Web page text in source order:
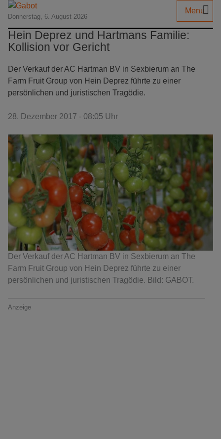
Donnerstag, 6. August 2026
Menu
Hein Deprez und Hartmans Familie:
Kollision vor Gericht
Der Verkauf der AC Hartman BV in Sexbierum an The
Farm Fruit Group von Hein Deprez führte zu einer
persönlichen und juristischen Tragödie.
28. Dezember 2017 - 08:05 Uhr
Der Verkauf der AC Hartman BV in Sexbierum an The
Farm Fruit Group von Hein Deprez führte zu einer
persönlichen und juristischen Tragödie. Bild: GABOT.
Anzeige